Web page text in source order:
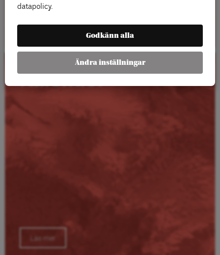
Läs mer
Kalender
Läs mer
datapolicy.
Godkänn alla
Ändra inställningar